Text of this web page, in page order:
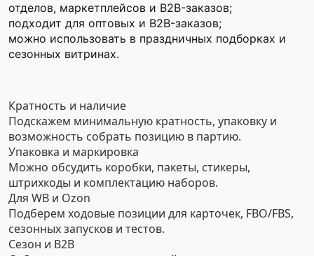
отделов, маркетплейсов и B2B-заказов;
подходит для оптовых и B2B-заказов;
можно использовать в праздничных подборках и
сезонных витринах.
Кратность и наличие
Подскажем минимальную кратность, упаковку и
возможность собрать позицию в партию.
Упаковка и маркировка
Можно обсудить коробки, пакеты, стикеры,
штрихкоды и комплектацию наборов.
Для WB и Ozon
Подберем ходовые позиции для карточек, FBO/FBS,
сезонных запусков и тестов.
Сезон и B2B